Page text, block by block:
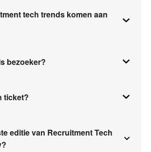
tech trends komen aan
bezoeker?
ticket?
editie van Recruitment Tech